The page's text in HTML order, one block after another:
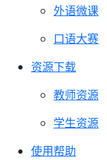
外语微课
口语大赛
资源下载
教师资源
学生资源
使用帮助